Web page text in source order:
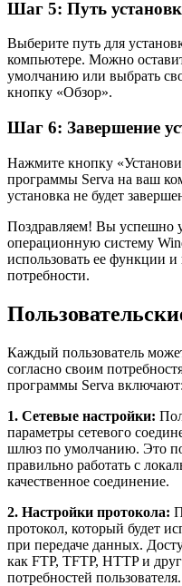
Шаг 5: Путь
Выберите путь для
компьютере. Можно
умолчанию или выбрать
кнопку «Обзор».
Шаг 6: Завершение
Нажмите кнопку
программы Serva на ваш
установка не будет
Поздравляем! Вы успешно
операционную систему
использовать ее функции и
потребности.
Каждый пользователь
согласно своим
программы Serva включают:
1. Сетевые настройки:
параметры сетевого
шлюз по умолчанию. Это
правильно работать с
качественное соединение.
2. Настройки протокола:
протокол, который будет
при передаче данных.
как FTP, TFTP, HTTP и
потребностей пользователя.